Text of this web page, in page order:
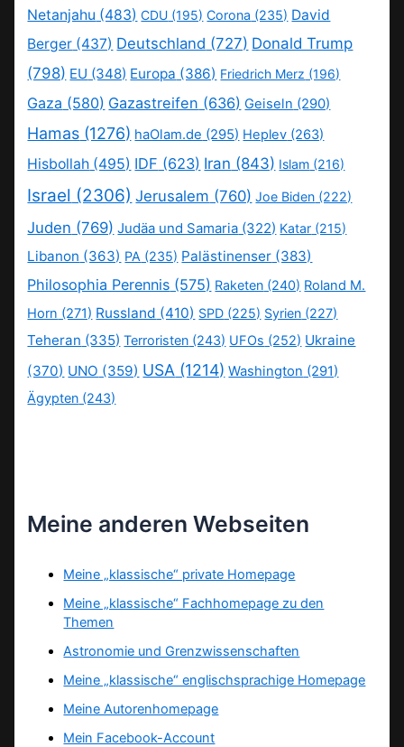
Netanjahu (483) CDU (195) Corona (235) David
Berger (437) Deutschland (727) Donald Trump
(798) EU (348) Europa (386) Friedrich Merz (196)
Gaza (580) Gazastreifen (636) Geiseln (290)
Hamas (1276) haOlam.de (295) Heplev (263)
Hisbollah (495) IDF (623) Iran (843) Islam (216)
Israel (2306) Jerusalem (760) Joe Biden (222)
Juden (769) Judäa und Samaria (322) Katar (215)
Libanon (363) PA (235) Palästinenser (383)
Philosophia Perennis (575) Raketen (240) Roland M.
Horn (271) Russland (410) SPD (225) Syrien (227)
Teheran (335) Terroristen (243) UFOs (252) Ukraine
(370) UNO (359) USA (1214) Washington (291)
Ägypten (243)
Meine anderen Webseiten
Meine „klassische“ private Homepage
Meine „klassische“ Fachhomepage zu den
Themen
Astronomie und Grenzwissenschaften
Meine „klassische“ englischsprachige Homepage
Meine Autorenhomepage
Mein Facebook-Account